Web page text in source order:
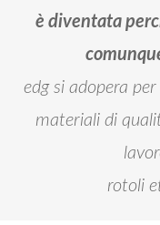
è diventata
edg si adopera
materiali di
rotoli